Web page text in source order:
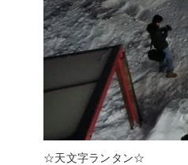
☆天文字ランタン☆